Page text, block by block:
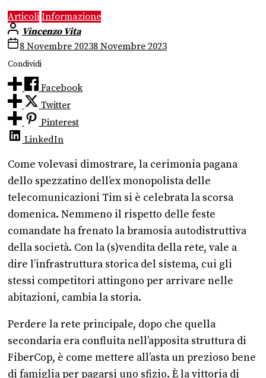
Articoli Informazione
Vincenzo Vita
8 Novembre 20238 Novembre 2023
Condividi
Facebook
Twitter
Pinterest
LinkedIn
Come volevasi dimostrare, la cerimonia pagana
dello spezzatino dell’ex monopolista delle
telecomunicazioni Tim si è celebrata la scorsa
domenica. Nemmeno il rispetto delle feste
comandate ha frenato la bramosia autodistruttiva
della società. Con la (s)vendita della rete, vale a
dire l’infrastruttura storica del sistema, cui gli
stessi competitori attingono per arrivare nelle
abitazioni, cambia la storia.
Perdere la rete principale, dopo che quella
secondaria era confluita nell’apposita struttura di
FiberCop, è come mettere all’asta un prezioso bene
di famiglia per pagarsi uno sfizio. È la vittoria di